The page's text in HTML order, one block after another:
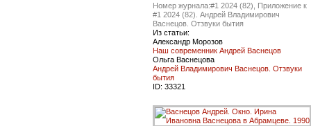
Номер журнала:#1 2024 (82), Приложение к
#1 2024 (82). Андрей Владимирович
Васнецов. Отзвуки бытия
Из статьи:
Александр Морозов
Наш современник Андрей Васнецов
Ольга Васнецова
Андрей Владимирович Васнецов. Отзвуки
бытия
ID: 33321